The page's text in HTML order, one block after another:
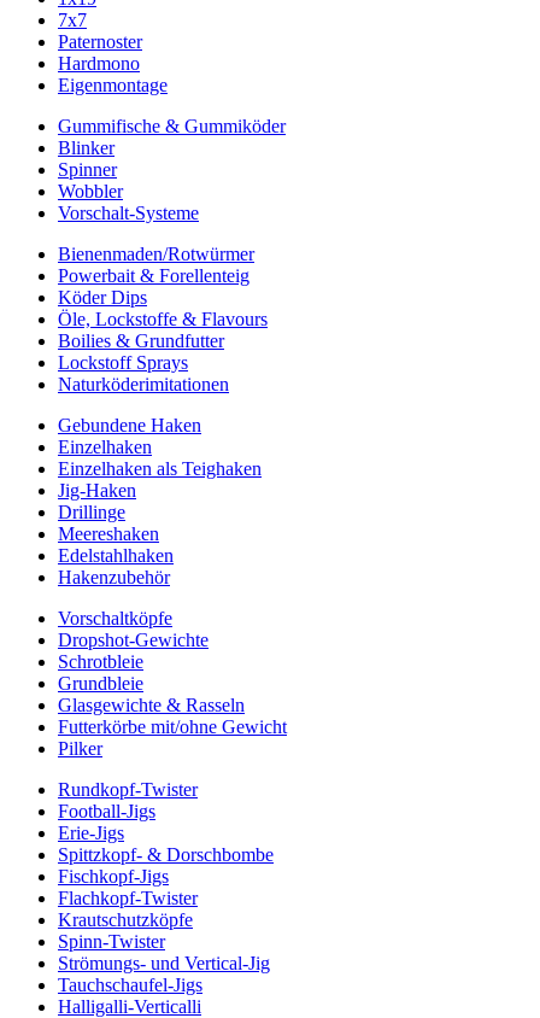
7x7
Paternoster
Hardmono
Eigenmontage
Gummifische & Gummiköder
Blinker
Spinner
Wobbler
Vorschalt-Systeme
Bienenmaden/Rotwürmer
Powerbait & Forellenteig
Köder Dips
Öle, Lockstoffe & Flavours
Boilies & Grundfutter
Lockstoff Sprays
Naturköderimitationen
Gebundene Haken
Einzelhaken
Einzelhaken als Teighaken
Jig-Haken
Drillinge
Meereshaken
Edelstahlhaken
Hakenzubehör
Vorschaltköpfe
Dropshot-Gewichte
Schrotbleie
Grundbleie
Glasgewichte & Rasseln
Futterkörbe mit/ohne Gewicht
Pilker
Rundkopf-Twister
Football-Jigs
Erie-Jigs
Spittzkopf- & Dorschbombe
Fischkopf-Jigs
Flachkopf-Twister
Krautschutzköpfe
Spinn-Twister
Strömungs- und Vertical-Jig
Tauchschaufel-Jigs
Halligalli-Verticalli